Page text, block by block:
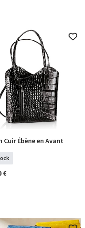
COMMANDER
Cuir Ébène en Avant
€